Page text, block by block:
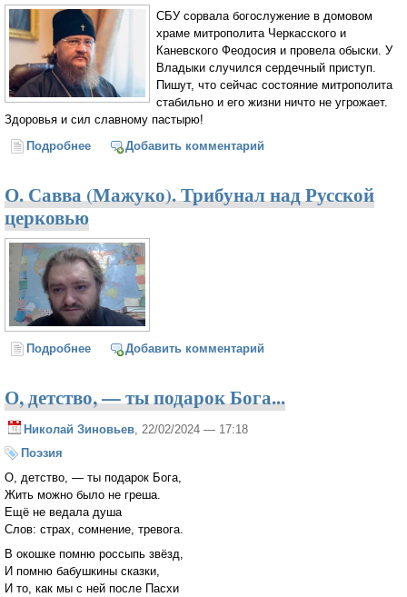
СБУ сорвала богослужение в домовом
храме митрополита Черкасского и
Каневского Феодосия и провела обыски. У
Владыки случился сердечный приступ.
Пишут, что сейчас состояние митрополита
стабильно и его жизни ничто не угрожает.
Здоровья и сил славному пастырю!
Подробнее о У Владыки Феодосия случился сердечный
Добавить комментарий
О. Савва (Мажуко). Трибунал над Русской
церковью
Подробнее о О. Савва (Мажуко). Трибунал над Русской
Добавить комментарий
О, детство, — ты подарок Бога...
Николай Зиновьев , 22/02/2024 — 17:18
Поэзия
О, детство, — ты подарок Бога,
Жить можно было не греша.
Ещё не ведала душа
Слов: страх, сомнение, тревога.
В окошке помню россыпь звёзд,
И помню бабушкины сказки,
И то, как мы с ней после Пасхи